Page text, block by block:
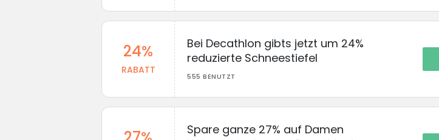
24%
RABATT
Bei Decathlon gibts jetzt um 24%
reduzierte Schneestiefel
555 BENUTZT
Spare ganze 27% auf Damen